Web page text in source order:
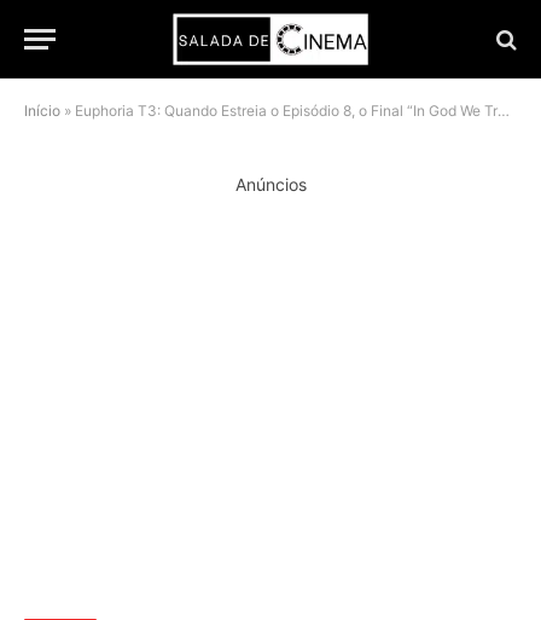
Início » Euphoria T3: Quando Estreia o Episódio 8, o Final “In God We Trust”?
Anúncios